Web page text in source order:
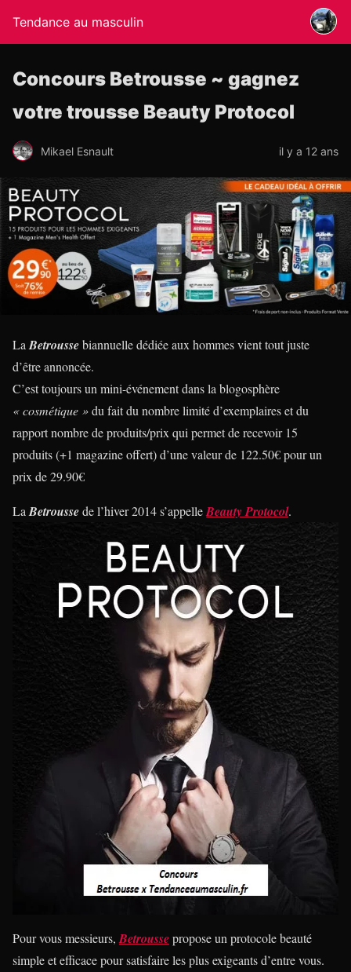
Tendance au masculin
Concours Betrousse ~ gagnez
votre trousse Beauty Protocol
Mikael Esnault il y a 12 ans
La Betroussebiannuelle dédiée aux hommes vient tout juste
d’être annoncée.
C’est toujours un mini-événement dans la blogosphère
« cosmétique »du fait du nombre limité d’exemplaires et du
rapport nombre de produits/prix qui permet de recevoir 15
produits (+1 magazine offert) d’une valeur de 122.50€ pour un
prix de 29.90€
La Betroussede l’hiver 2014 s’appelleBeauty Protocol.
Pour vous messieurs, Betroussepropose un protocole beauté
simple et efficace pour satisfaire les plus exigeants d’entre vous.